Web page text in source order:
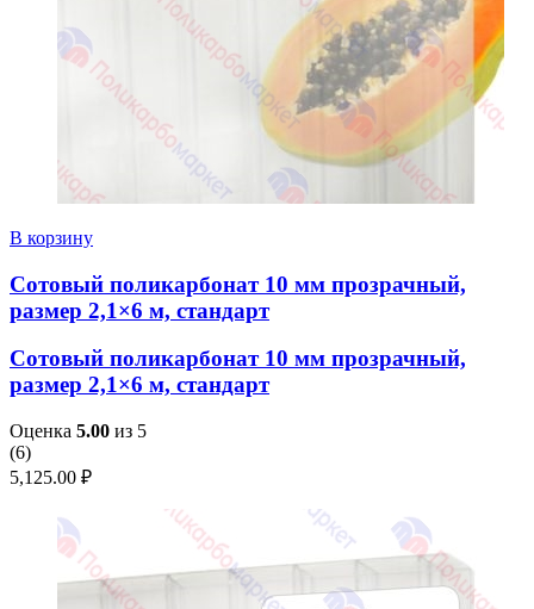
В корзину
Сотовый поликарбонат 10 мм прозрачный,
размер 2,1×6 м, стандарт
Сотовый поликарбонат 10 мм прозрачный,
размер 2,1×6 м, стандарт
Оценка 5.00 из 5
(6)
5,125.00 ₽